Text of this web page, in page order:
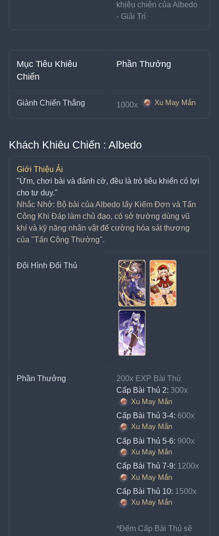
khiêu chiên của Albedo
- Giải Trí
Mục Tiêu Khiêu
Chiến
Phần Thưởng
Giành Chiến Thắng 1000x Xu May Mắn
Khách Khiêu Chiến : Albedo
Giới Thiệu Ải
"Ừm, chơi bài và đánh cờ, đều là trò tiêu khiển có lợi
cho tư duy."
Nhắc Nhở: Bộ bài của Albedo lấy Kiếm Đơn và Tấn
Công Khi Đáp làm chủ đạo, có sở trường dùng vũ
khí và kỹ năng nhân vật để cường hóa sát thương
của "Tấn Công Thường".
Đội Hình Đối Thủ
Phần Thưởng
200x EXP Bài Thủ
Cấp Bài Thủ 2: 300x
Xu May Mắn
Cấp Bài Thủ 3-4: 600x
Xu May Mắn
Cấp Bài Thủ 5-6: 900x
Xu May Mắn
Cấp Bài Thủ 7-9: 1200x
Xu May Mắn
Cấp Bài Thủ 10: 1500x
Xu May Mắn
*Đếm Cấp Bài Thủ sẽ